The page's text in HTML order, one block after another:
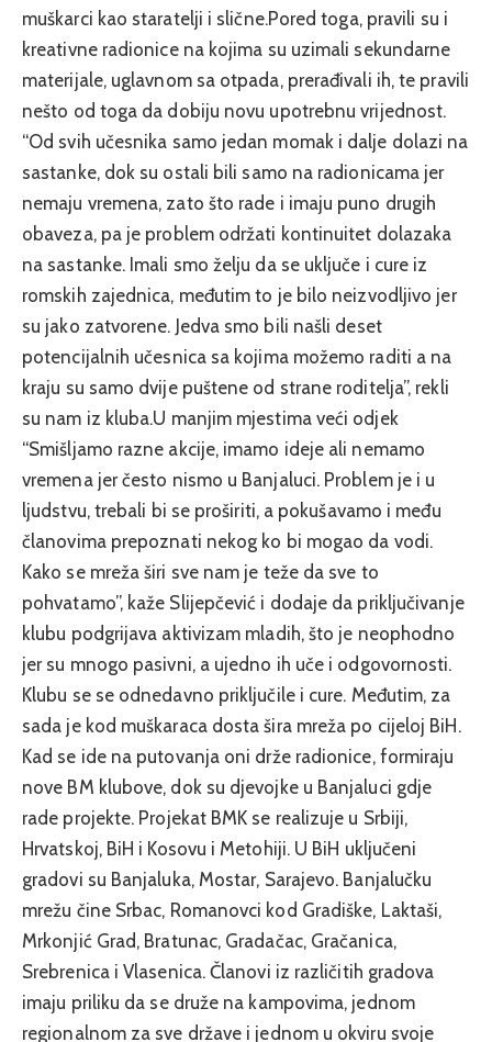
muškarci kao staratelji i slične.Pored toga, pravili su i
kreativne radionice na kojima su uzimali sekundarne
materijale, uglavnom sa otpada, prerađivali ih, te pravili
nešto od toga da dobiju novu upotrebnu vrijednost.
“Od svih učesnika samo jedan momak i dalje dolazi na
sastanke, dok su ostali bili samo na radionicama jer
nemaju vremena, zato što rade i imaju puno drugih
obaveza, pa je problem održati kontinuitet dolazaka
na sastanke. Imali smo želju da se uključe i cure iz
romskih zajednica, međutim to je bilo neizvodljivo jer
su jako zatvorene. Jedva smo bili našli deset
potencijalnih učesnica sa kojima možemo raditi a na
kraju su samo dvije puštene od strane roditelja”, rekli
su nam iz kluba.U manjim mjestima veći odjek
“Smišljamo razne akcije, imamo ideje ali nemamo
vremena jer često nismo u Banjaluci. Problem je i u
ljudstvu, trebali bi se proširiti, a pokušavamo i među
članovima prepoznati nekog ko bi mogao da vodi.
Kako se mreža širi sve nam je teže da sve to
pohvatamo”, kaže Slijepčević i dodaje da priključivanje
klubu podgrijava aktivizam mladih, što je neophodno
jer su mnogo pasivni, a ujedno ih uče i odgovornosti.
Klubu se se odnedavno priključile i cure. Međutim, za
sada je kod muškaraca dosta šira mreža po cijeloj BiH.
Kad se ide na putovanja oni drže radionice, formiraju
nove BM klubove, dok su djevojke u Banjaluci gdje
rade projekte. Projekat BMK se realizuje u Srbiji,
Hrvatskoj, BiH i Kosovu i Metohiji. U BiH uključeni
gradovi su Banjaluka, Mostar, Sarajevo. Banjalučku
mrežu čine Srbac, Romanovci kod Gradiške, Laktaši,
Mrkonjić Grad, Bratunac, Gradačac, Gračanica,
Srebrenica i Vlasenica. Članovi iz različitih gradova
imaju priliku da se druže na kampovima, jednom
regionalnom za sve države i jednom u okviru svoje